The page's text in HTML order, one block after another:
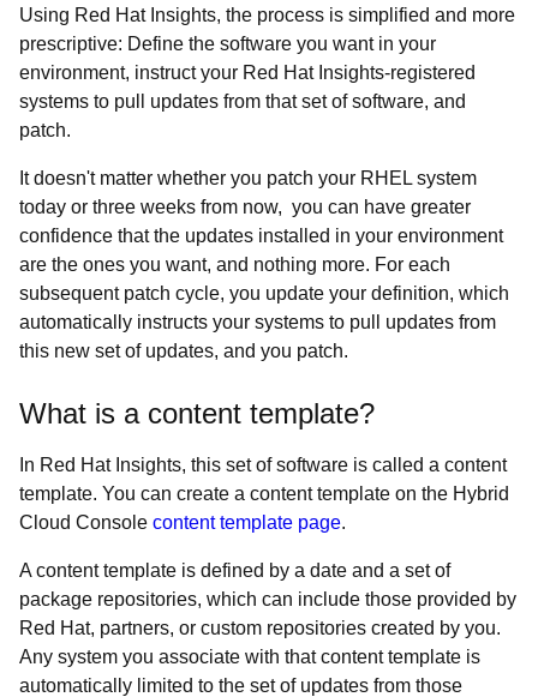
Using Red Hat Insights, the process is simplified and more
prescriptive: Define the software you want in your
environment, instruct your Red Hat Insights-registered
systems to pull updates from that set of software, and
patch.
It doesn't matter whether you patch your RHEL system
today or three weeks from now, you can have greater
confidence that the updates installed in your environment
are the ones you want, and nothing more. For each
subsequent patch cycle, you update your definition, which
automatically instructs your systems to pull updates from
this new set of updates, and you patch.
What is a content template?
In Red Hat Insights, this set of software is called a content
template. You can create a content template on the Hybrid
Cloud Console content template page.
A content template is defined by a date and a set of
package repositories, which can include those provided by
Red Hat, partners, or custom repositories created by you.
Any system you associate with that content template is
automatically limited to the set of updates from those